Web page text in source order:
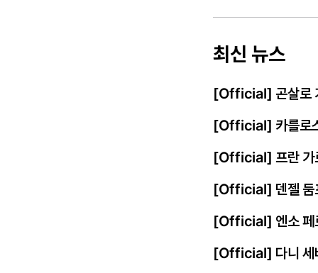
최신 뉴스
[Official] 곤살로
[Official] 카를로
[Official] 프란 가
[Official] 덴젤 둠
[Official] 엔소 페
[Official] 다니 세